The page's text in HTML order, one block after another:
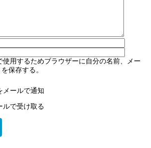
使用するためブラウザーに自分の名前、メー
保存する。
メールで通知
ルで受け取る